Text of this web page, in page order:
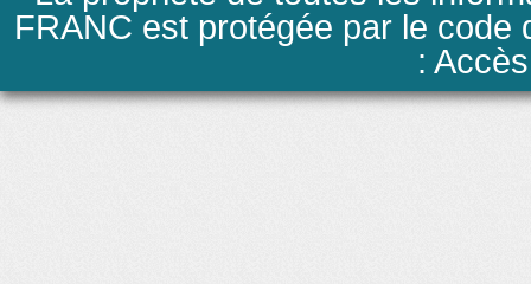
FRANC est protégée par le code
: